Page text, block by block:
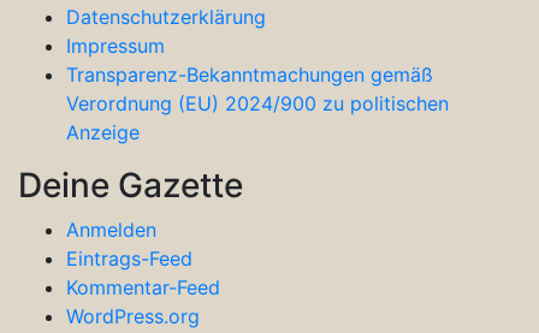
Datenschutzerklärung
Impressum
Transparenz-Bekanntmachungen gemäß
Verordnung (EU) 2024/900 zu politischen
Anzeige
Deine Gazette
Anmelden
Eintrags-Feed
Kommentar-Feed
WordPress.org